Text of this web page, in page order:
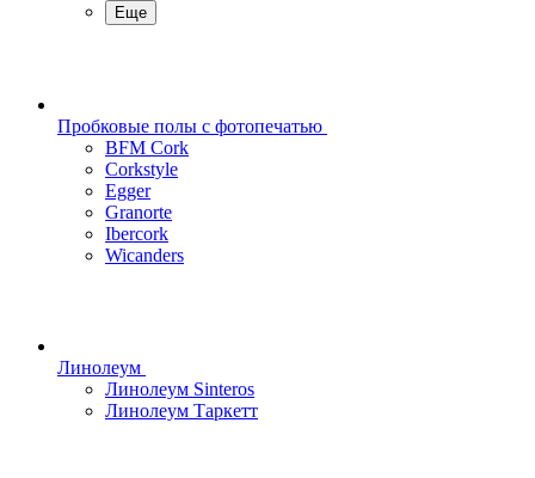
Еще
Пробковые полы с фотопечатью
BFM Cork
Corkstyle
Egger
Granorte
Ibercork
Wicanders
Линолеум
Линолеум Sinteros
Линолеум Таркетт